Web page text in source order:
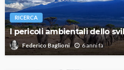
RICERCA
I pericoli ambientali dello
Federico Baglioni 6 anni fa